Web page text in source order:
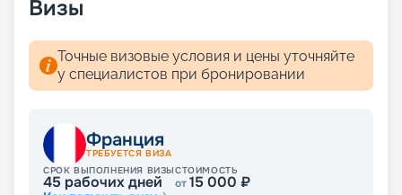
Визы
Точные визовые условия и цены уточняйте
у специалистов при бронировании
Франция
ТРЕБУЕТСЯ ВИЗА
СРОК ВЫПОЛНЕНИЯ ВИЗЫ
45 рабочих дней
СТОИМОСТЬ
от15 000 ₽